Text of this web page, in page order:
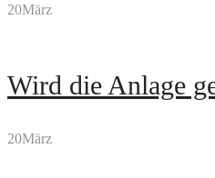
20März
Wird die Anlage
20März